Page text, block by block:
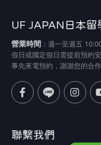
UF JAPAN日本留
營業時間：週一至週五
假日或國定假日需提前預約
事先來電預約，謝謝您的合
聯繫我們